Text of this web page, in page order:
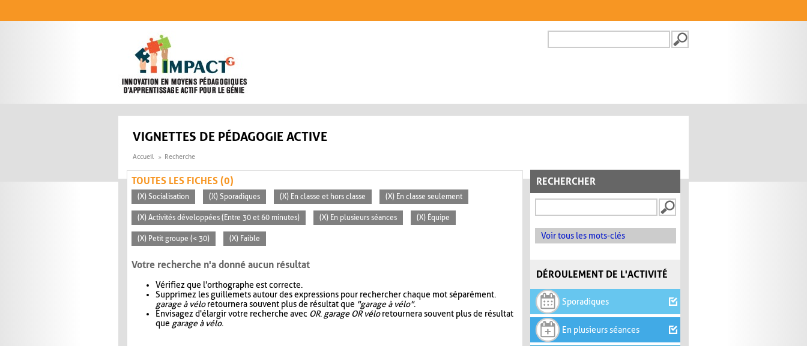
FORMULAIRE DE
VIGNETTES DE PÉDAGOGIE ACTIVE
Accueil Recherche
RECHERCHER
Voir tous les mots-clés
DÉROULEMENT DE L'ACTIVITÉ
Sporadiques
En plusieurs séances
TOUTES LES FICHES (0)
(X) Socialisation (X) Sporadiques (X) En classe et hors classe (X) En classe seulement
(X) Activités développées (Entre 30 et 60 minutes) (X) En plusieurs séances (X) Équipe
(X) Petit groupe (< 30) (X) Faible
Votre recherche n'a donné aucun résultat
Vérifiez que l'orthographe est correcte.
Supprimez les guillemets autour des expressions pour rechercher chaque mot séparément.
garage à véloretournera souvent plus de résultat que "garage à vélo".
Envisagez d'élargir votre recherche avec OR. garage OR véloretournera souvent plus de résultat
que garage à vélo.